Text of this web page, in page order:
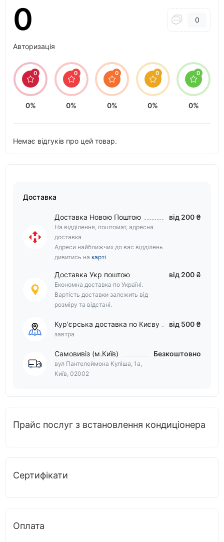
0 0
Авторизація
0
0%
0
0%
0
0%
0
0%
0
0%
Немає відгуків про цей товар.
Доставка
Доставка Новою Поштою
На відділення, поштомат, адресна
доставка
Адреси найближчих до вас відділень
дивитись на карті
від 200 ₴
Доставка Укр поштою
Економна доставка по Україні.
Вартість доставки залежить від
розміру та відстані.
від 200 ₴
Кур'єрська доставка по Києву
завтра
від 500 ₴
Самовивіз (м.Київ)
вул Пантелеймона Куліша, 1а,
Київ, 02002
Безкоштовно
Прайс послуг з встановлення кондиціонера
Сертифікати
Оплата